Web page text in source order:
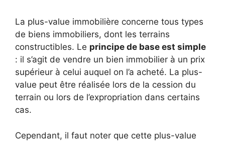
La plus-value immobilière concerne tous types
de biens immobiliers, dont les terrains
constructibles. Le principe de base est simple
: il s’agit de vendre un bien immobilier à un prix
supérieur à celui auquel on l’a acheté. La plus-
value peut être réalisée lors de la cession du
terrain ou lors de l’expropriation dans certains
cas.
Cependant, il faut noter que cette plus-value